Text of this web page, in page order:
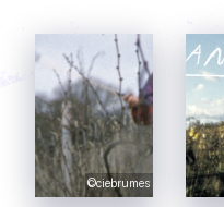
©ciebrumes